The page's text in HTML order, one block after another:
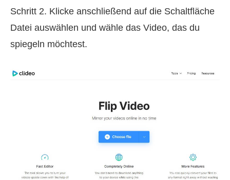
Schritt 2. Klicke anschließend auf die Schaltfläche
Datei auswählen und wähle das Video, das du
spiegeln möchtest.